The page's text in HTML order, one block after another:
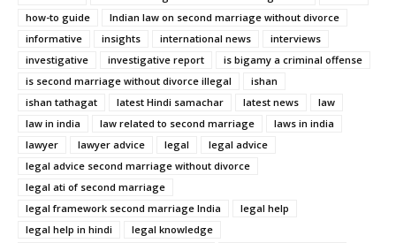
how-to guide
Indian law on second marriage without divorce
informative
insights international news
interviews
investigative
investigative report
is bigamy a criminal offense
is second marriage without divorce illegal
ishan
ishan tathagat
latest Hindi samachar latest news
law
law in india
law related to second marriage
laws in india
lawyer
lawyer advice legal
legal advice
legal advice second marriage without divorce
legal ati of second marriage
legal framework second marriage India
legal help
legal help in hindi
legal knowledge